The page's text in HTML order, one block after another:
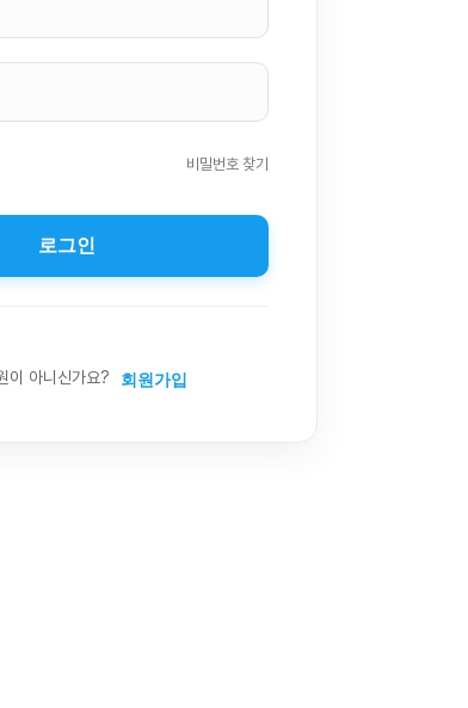
비밀번호 찾기
로그인
이 아니신가요? 회원가입